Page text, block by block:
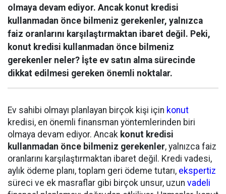
olmaya devam ediyor. Ancak konut kredisi
kullanmadan önce bilmeniz gerekenler, yalnızca
faiz oranlarını karşılaştırmaktan ibaret değil. Peki,
konut kredisi kullanmadan önce bilmeniz
gerekenler neler? İşte ev satın alma sürecinde
dikkat edilmesi gereken önemli noktalar.
Ev sahibi olmayı planlayan birçok kişi için konut
kredisi, en önemli finansman yöntemlerinden biri
olmaya devam ediyor. Ancak konut kredisi
kullanmadan önce bilmeniz gerekenler, yalnızca faiz
oranlarını karşılaştırmaktan ibaret değil. Kredi vadesi,
aylık ödeme planı, toplam geri ödeme tutarı, ekspertiz
süreci ve ek masraflar gibi birçok unsur, uzun vadeli